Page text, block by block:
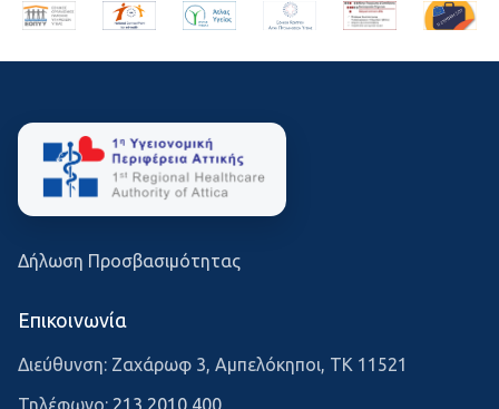
Δήλωση Προσβασιμότητας
Επικοινωνία
Διεύθυνση: Ζαχάρωφ 3, Αμπελόκηποι, ΤΚ 11521
Τηλέφωνο: 213 2010 400